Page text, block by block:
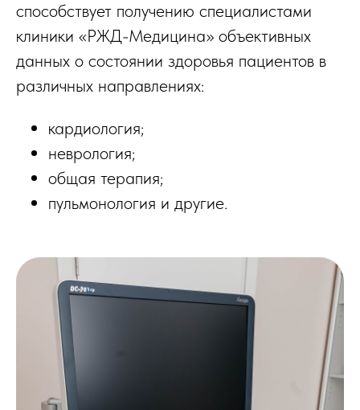
способствует получению специалистами
клиники «РЖД-Медицина» объективных
данных о состоянии здоровья пациентов в
различных направлениях:
кардиология;
неврология;
общая терапия;
пульмонология и другие.